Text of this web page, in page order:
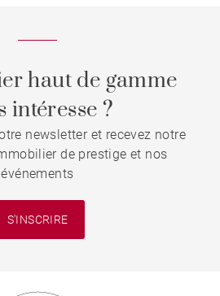
haut de gamme
intéresse ?
newsletter et recevez notre
de prestige et nos
événements
S'INSCRIRE